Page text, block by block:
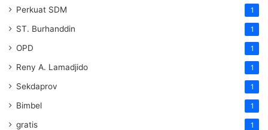
Perkuat SDM 1
ST. Burhanddin 1
OPD 1
Reny A. Lamadjido 1
Sekdaprov 1
Bimbel 1
gratis 1